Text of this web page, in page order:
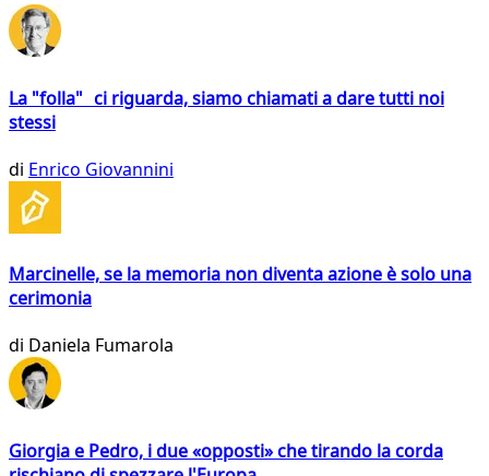
La "folla" ci riguarda, siamo chiamati a dare tutti noi
stessi
di Enrico Giovannini
Marcinelle, se la memoria non diventa azione è solo una
cerimonia
di Daniela Fumarola
Giorgia e Pedro, i due «opposti» che tirando la corda